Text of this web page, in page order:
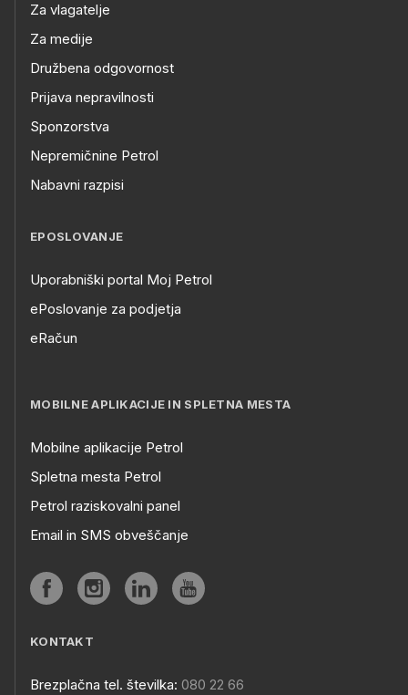
Za vlagatelje
Za medije
Družbena odgovornost
Prijava nepravilnosti
Sponzorstva
Nepremičnine Petrol
Nabavni razpisi
EPOSLOVANJE
Uporabniški portal Moj Petrol
ePoslovanje za podjetja
eRačun
MOBILNE APLIKACIJE IN SPLETNA MESTA
Mobilne aplikacije Petrol
Spletna mesta Petrol
Petrol raziskovalni panel
Email in SMS obveščanje
KONTAKT
Brezplačna tel. številka: 080 22 66